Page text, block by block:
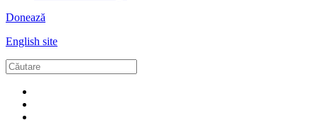
Donează
English site